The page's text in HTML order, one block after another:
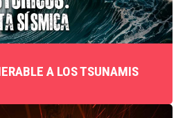
A LOS TSUNAMIS